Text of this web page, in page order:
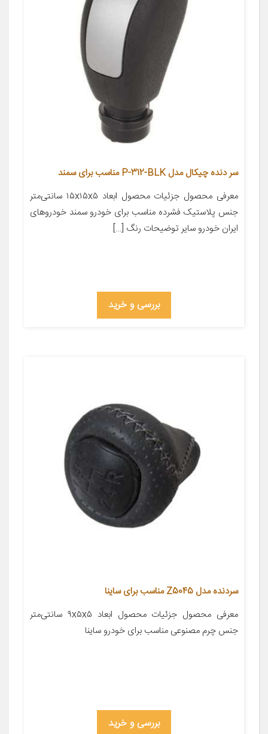
سر دنده چیکال مدل P-312-BLK مناسب برای سمند
معرفی محصول جزئیات محصول ابعاد ۱۵x۱۵x۵ سانتی‌متر
جنس پلاستیک فشرده مناسب برای خودرو سمند خودروهای
ایران خودرو سایر توضیحات رنگ […]
بررسی و خرید
سردنده مدل Z5045 مناسب برای ساینا
معرفی محصول جزئیات محصول ابعاد ۹x۵x۵ سانتی‌متر
جنس چرم مصنوعی مناسب برای خودرو ساینا
بررسی و خرید